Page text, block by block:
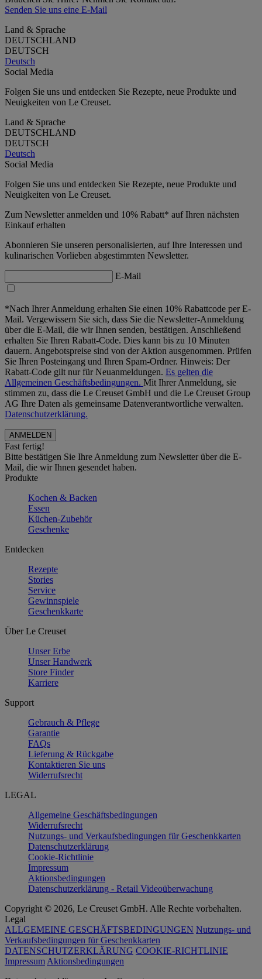
Senden Sie uns eine E-Mail
Land & Sprache
DEUTSCHLAND
DEUTSCH
Deutsch
Social Media
Folgen Sie uns und entdecken Sie Rezepte, neue Produkte und
Neuigkeiten von Le Creuset.
Land & Sprache
DEUTSCHLAND
DEUTSCH
Deutsch
Social Media
Folgen Sie uns und entdecken Sie Rezepte, neue Produkte und
Neuigkeiten von Le Creuset.
Zum Newsletter anmelden und 10% Rabatt* auf Ihren nächsten
Einkauf erhalten
Abonnieren Sie unseren personalisierten, auf Ihre Interessen und
kulinarischen Vorlieben abgestimmten Newsletter.
E-Mail
*Nach Ihrer Anmeldung erhalten Sie einen 10% Rabattcode per E-
Mail. Vergewissern Sie sich, dass Sie die Newsletter-Anmeldung
über die E-Mail, die wir Ihnen senden, bestätigen. Anschließend
erhalten Sie Ihren Rabatt-Code. Dies kann bis zu 10 Minuten
dauern. Angebotspreise sind von der Aktion ausgenommen. Prüfen
Sie Ihren Posteingang und Ihren Spam-Ordner. Hinweis: Der
Rabatt-Code gilt nur für Neuanmeldungen. Es gelten die
Allgemeinen Geschäftsbedingungen. Mit Ihrer Anmeldung, sie
stimmen zu, dass die Le Creuset GmbH und die Le Creuset Group
AG Ihre Daten als gemeinsame Datenverantwortliche verwalten.
Datenschutzerklärung.
Fast fertig!
Bitte bestätigen Sie Ihre Anmeldung zum Newsletter über die E-
Mail, die wir Ihnen gesendet haben.
Produkte
Kochen & Backen
Essen
Küchen-Zubehör
Geschenke
Entdecken
Rezepte
Stories
Service
Gewinnspiele
Geschenkkarte
Über Le Creuset
Unser Erbe
Unser Handwerk
Store Finder
Karriere
Support
Gebrauch & Pflege
Garantie
FAQs
Lieferung & Rückgabe
Kontaktieren Sie uns
Widerrufsrecht
LEGAL
Allgemeine Geschäftsbedingungen
Widerrufsrecht
Nutzungs- und Verkaufsbedingungen für Geschenkkarten
Datenschutzerklärung
Cookie-Richtlinie
Impressum
Aktionsbedingungen
Datenschutzerklärung - Retail Videoüberwachung
Copyright © 2026, Le Creuset GmbH. Alle Rechte vorbehalten.
Legal
ALLGEMEINE GESCHÄFTSBEDINGUNGEN Nutzungs- und
Verkaufsbedingungen für Geschenkkarten
DATENSCHUTZERKLÄRUNG COOKIE-RICHTLINIE
Impressum Aktionsbedingungen